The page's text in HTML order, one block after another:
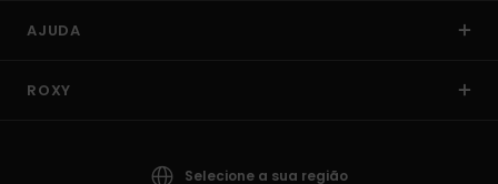
AJUDA
ROXY
Selecione a sua região